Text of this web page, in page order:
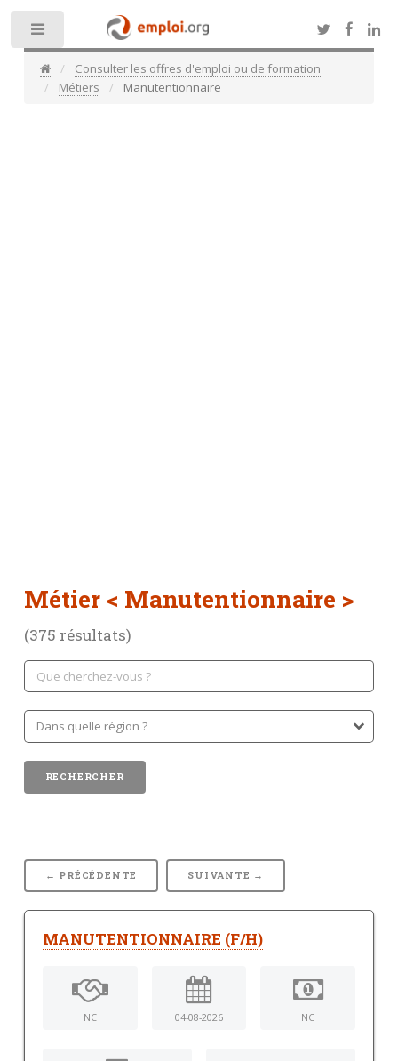
Consulter les offres d'emploi ou de formation
Métiers
Manutentionnaire
Métier < Manutentionnaire >
(375 résultats)
← PRÉCÉDENTE SUIVANTE →
MANUTENTIONNAIRE (F/H)
NC 04-08-2026 NC
Toggle